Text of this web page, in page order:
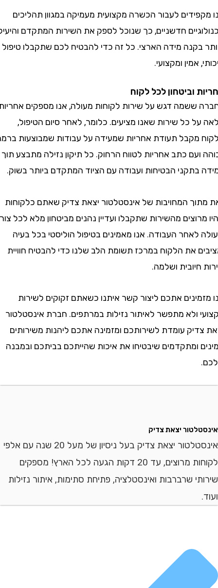
לעבור הכשרה מקצועית מעמיקה במגוון תהליכים
חדשניים, כך שנוכל לספק את השירות המתקדם והיעיל
מידה הארצי. כל זה כדי להבטיח לכם שתקבלו טיפול
אמין ומקצועי.
וביטחון לכל לקוח
דגש על שירות לקוחות מעולה, אנו מספקים אחריות
כל שירות שאנו מציעים. כלומר, לאחר סיום הטיפול,
תעודת אחריות שמעידה על עבודות שמבוצעות ברמה
כתב אחריות לטווח הרחוק. כל תיקון נזילה מתבצע תוך
הבטיחות ועבודה עם הציוד המתקדם ביותר בשוק.
המחויבות של אינסטלטור יצאת צדיק שאתם כלקוחות
מהשירות שתקבלו ועדיין נהנים מביטחון מלא לכל צורך
העבודה. אנו מאמינים בטיפול הוליסטי בכל בעיה
את הלקוח במרכז תשומת הלב שלנו כדי להבטיח חוויית
ושלמה.
אתכם ליצור קשר איתנו כשאתם זקוקים לשירות
ולא מתפשר לאיתור נזילות במרתפים. חברת אינסטלטור
עומדת לשירותכם ומזמינה אתכם ליהנות משירותים
ומתקדמים שיבטיחו את איכות שהייתכם בביתכם ובמבנה
יצאת צדיק
אינסטלטור יצאת צדיק בעל ניסיון של מעל 20 שנה עם אלפי
לקוחות מרוצים, עד 20 דקות הגעה לכל הארץ! מספקים
שרברבות ואינסטלציה, פתיחת סתימות, איתור נזילות